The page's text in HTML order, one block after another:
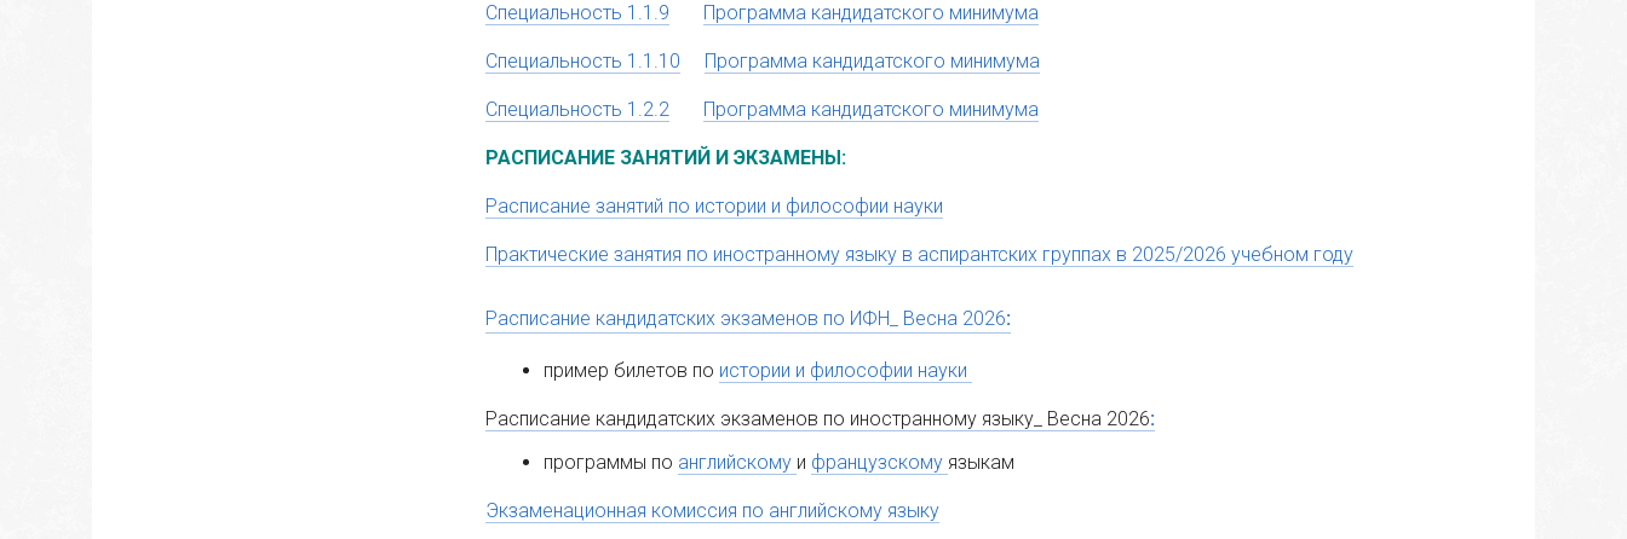
Специальность 1.1.9 Программа кандидатского минимума
Специальность 1.1.10 Программа кандидатского минимума
Специальность 1.2.2 Программа кандидатского минимума
РАСПИСАНИЕ ЗАНЯТИЙ И ЭКЗАМЕНЫ:
Расписание занятий по истории и философии науки
Практические занятия по иностранному языку в аспирантских группах в 2025/2026 учебном году
Расписание кандидатских экзаменов по ИФН_ Весна 2026:
пример билетов по истории и философии науки
Расписание кандидатских экзаменов по иностранному языку_ Весна 2026:
программы по английскому и французскому языкам
Экзаменационная комиссия по английскому языку